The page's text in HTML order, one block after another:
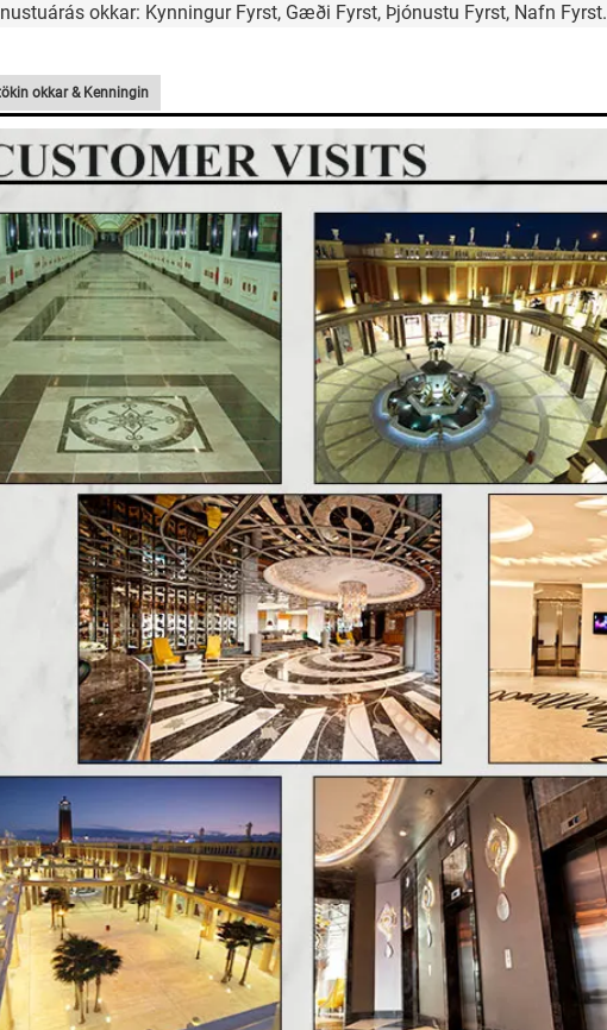
okkar: Kynningur Fyrst, Gæði Fyrst, Þjónustu Fyrst, Nafn Fyrst.
okkar & Kenningin